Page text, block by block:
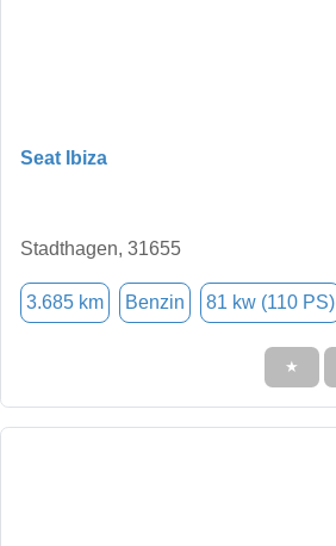
Seat Ibiza
Stadthagen, 31655
3.685 km Benzin 81 kw (110 PS)
★